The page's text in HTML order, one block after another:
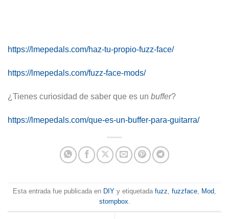
https://lmepedals.com/haz-tu-propio-fuzz-face/
https://lmepedals.com/fuzz-face-mods/
¿Tienes curiosidad de saber que es un buffer?
https://lmepedals.com/que-es-un-buffer-para-guitarra/
Esta entrada fue publicada en DIY y etiquetada fuzz fuzzface Mod
stompbox